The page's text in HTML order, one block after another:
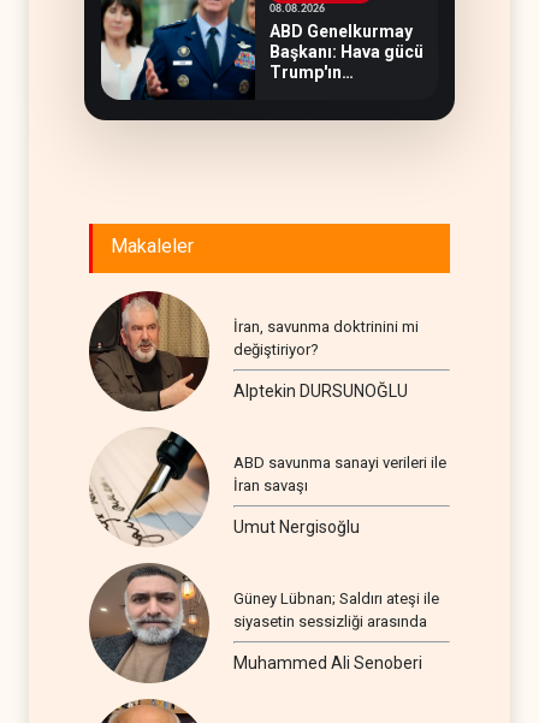
08.08.2026
ABD Genelkurmay
Başkanı: Hava gücü
Trump'ın
Makaleler
İran, savunma doktrinini mi
değiştiriyor?
Alptekin DURSUNOĞLU
ABD savunma sanayi verileri ile
İran savaşı
Umut Nergisoğlu
Güney Lübnan; Saldırı ateşi ile
siyasetin sessizliği arasında
Muhammed Ali Senoberi